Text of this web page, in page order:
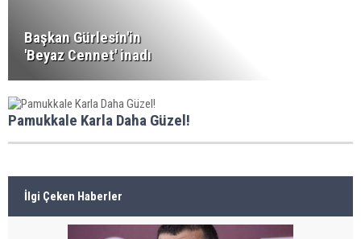
Başkan Gürlesin'in
'Beyaz Cennet' inadı
Pamukkale Karla Daha Güzel!
İlgi Çeken Haberler